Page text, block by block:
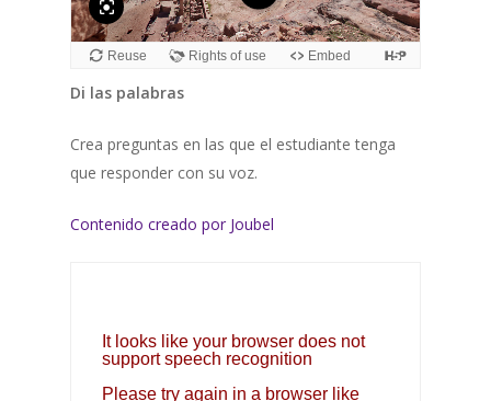
Di las palabras
Crea preguntas en las que el estudiante tenga
que responder con su voz.
Contenido creado por Joubel